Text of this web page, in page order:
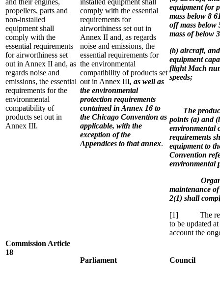
and their engines,
propellers, parts and
non-installed
equipment shall
comply with the
essential requirements
for airworthiness set
out in Annex II and, as
regards noise and
emissions, the essential
requirements for the
environmental
compatibility of
products set out in
Annex III.
installed equipment shall
comply with the essential
requirements for
airworthiness set out in
Annex II and, as regards
noise and emissions, the
essential requirements for
the environmental
compatibility of products set
out in Annex III, as well as
the environmental
protection requirements
contained in Annex 16 to
the Chicago Convention as
applicable, with the
exception of the
Appendices to that annex.
equipment for
mass below 8
off mass
mass of below
(b) aircraft,
equipment
flight Mach
speeds;
The
points (a) and
environmental
requirements
equipment to
Convention
environmental
maintenance
2(1) shall
[1] The
to be updated
account the
Commission Article
18
Parliament
Council